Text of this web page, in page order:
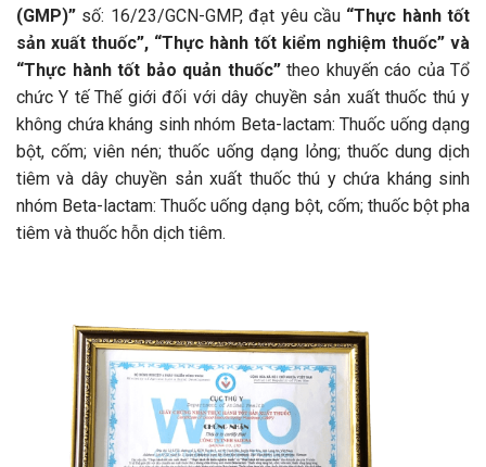
(GMP)” số: 16/23/GCN-GMP, đạt yêu cầu “Thực hành tốt
sản xuất thuốc”, “Thực hành tốt kiểm nghiệm thuốc” và
“Thực hành tốt bảo quản thuốc”theo khuyến cáo của Tổ
chức Y tế Thế giới đối với dây chuyền sản xuất thuốc thú y
không chứa kháng sinh nhóm Beta-lactam: Thuốc uống dạng
bột, cốm; viên nén; thuốc uống dạng lỏng; thuốc dung dịch
tiêm và dây chuyền sản xuất thuốc thú y chứa kháng sinh
nhóm Beta-lactam: Thuốc uống dạng bột, cốm; thuốc bột pha
tiêm và thuốc hỗn dịch tiêm.